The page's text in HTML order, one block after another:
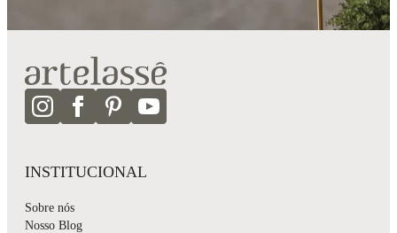
INSTITUCIONAL
Sobre nós
Nosso Blog